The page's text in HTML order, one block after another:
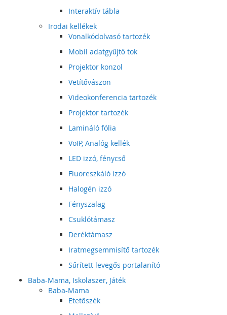
Interaktív tábla
Irodai kellékek
Vonalkódolvasó tartozék
Mobil adatgyűjtő tok
Projektor konzol
Vetítővászon
Videokonferencia tartozék
Projektor tartozék
Lamináló fólia
VoIP, Analóg kellék
LED izzó, fénycső
Fluoreszkáló izzó
Halogén izzó
Fényszalag
Csuklótámasz
Deréktámasz
Iratmegsemmisítő tartozék
Sűrített levegős portalanító
Baba-Mama, Iskolaszer, Játék
Baba-Mama
Etetőszék